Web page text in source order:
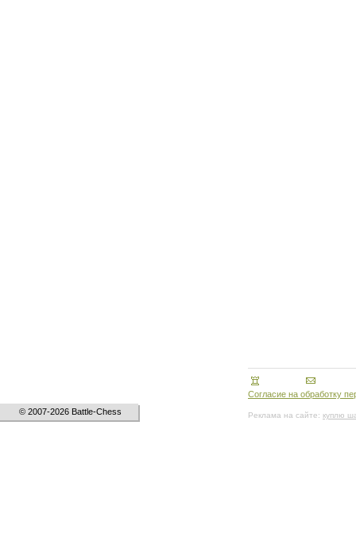
© 2007-2026 Battle-Chess
Согласие на обработку
Реклама на сайте: куплю